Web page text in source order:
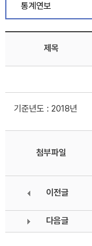
통계연보
제목
기준년도 : 2018년
첨부파일
이전글
다음글